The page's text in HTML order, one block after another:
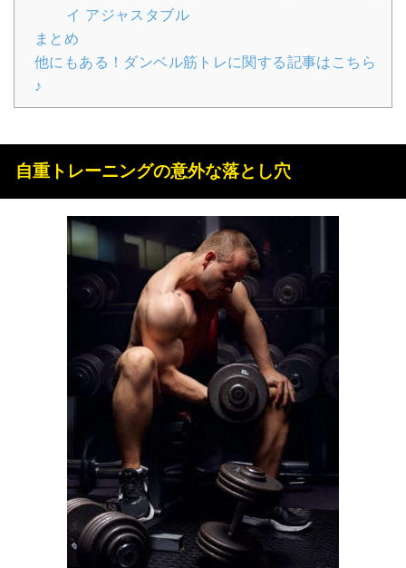
イ アジャスタブル
まとめ
他にもある！ダンベル筋トレに関する記事はこちら
♪
自重トレーニングの意外な落とし穴